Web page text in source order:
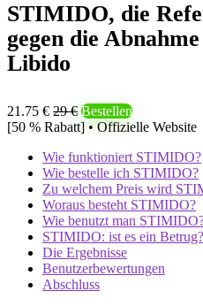
STIMIDO, die
gegen die
Libido
21.75 € 29 € Bestellen
[50 % Rabatt] • Offizielle Website
Wie funktioniert STIMIDO?
Wie bestelle ich STIMIDO?
Zu welchem ​​Preis wird
Woraus besteht STIMIDO?
Wie benutzt man
STIMIDO: ist es ein Betrug?
Die Ergebnisse
Benutzerbewertungen
Abschluss